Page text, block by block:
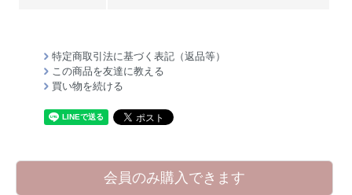
特定商取引法に基づく表記（返品等）
この商品を友達に教える
買い物を続ける
会員のみ購入できます